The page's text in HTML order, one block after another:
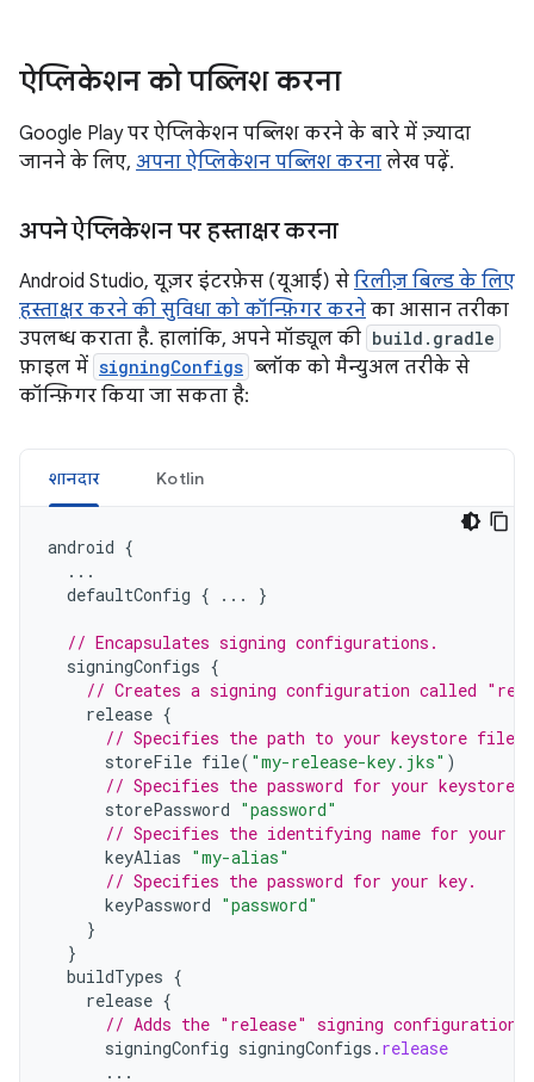
ऐप्लिकेशन को पब्लिश करना
Google Play पर ऐप्लिकेशन पब्लिश करने के बारे में ज़्यादा
जानने के लिए, अपना ऐप्लिकेशन पब्लिश करना लेख पढ़ें.
अपने ऐप्लिकेशन पर हस्ताक्षर करना
Android Studio, यूज़र इंटरफ़ेस (यूआई) से रिलीज़ बिल्ड के लिए
हस्ताक्षर करने की सुविधा को कॉन्फ़िगर करने का आसान तरीका
उपलब्ध कराता है. हालांकि, अपने मॉड्यूल की build.gradle
फ़ाइल में signingConfigs ब्लॉक को मैन्युअल तरीके से
कॉन्फ़िगर किया जा सकता है:
शानदार Kotlin
android {
...
defaultConfig { ... }
// Encapsulates signing configurations.
signingConfigs {
// Creates a signing configuration called
release {
// Specifies the path to your keystore file.
storeFile file( "my-release-key.jks" )
// Specifies the password for your keystore.
storePassword "password"
// Specifies the identifying name for your
keyAlias "my-alias"
// Specifies the password for your key.
keyPassword "password"
}
}
buildTypes {
release {
// Adds the "release" signing configuration
signingConfig signingConfigs . release
...